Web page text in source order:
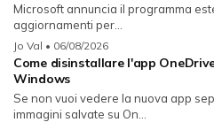
Microsoft annuncia il programma
aggiornamenti per...
Jo Val • 06/08/2026
Come disinstallare l'app
Windows
Se non vuoi vedere la nuova app
immagini salvate su On...